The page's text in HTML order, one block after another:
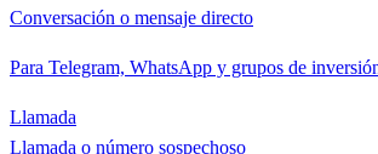
Conversación o mensaje directo
Para Telegram, WhatsApp y grupos de
Llamada
Llamada o número sospechoso